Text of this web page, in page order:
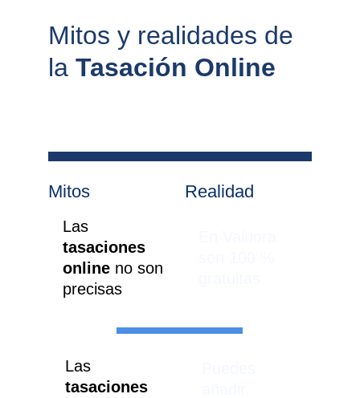
Mitos y realidades de
la Tasación Online
Mitos Realidad
Las
tasaciones
online no son
precisas
Las
tasaciones